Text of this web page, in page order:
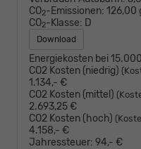
CO2-Emissionen: 126,00
CO2-Klasse: D
Download
Energiekosten bei
CO2 Kosten (niedrig)
1.134,- €
CO2 Kosten (mittel)
2.693,25 €
CO2 Kosten (hoch)
4.158,- €
Jahressteuer: 94,- €